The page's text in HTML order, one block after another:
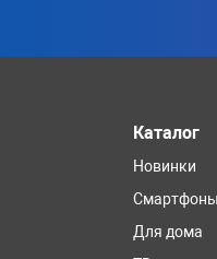
Каталог
Новинки
Смартфоны
Для дома